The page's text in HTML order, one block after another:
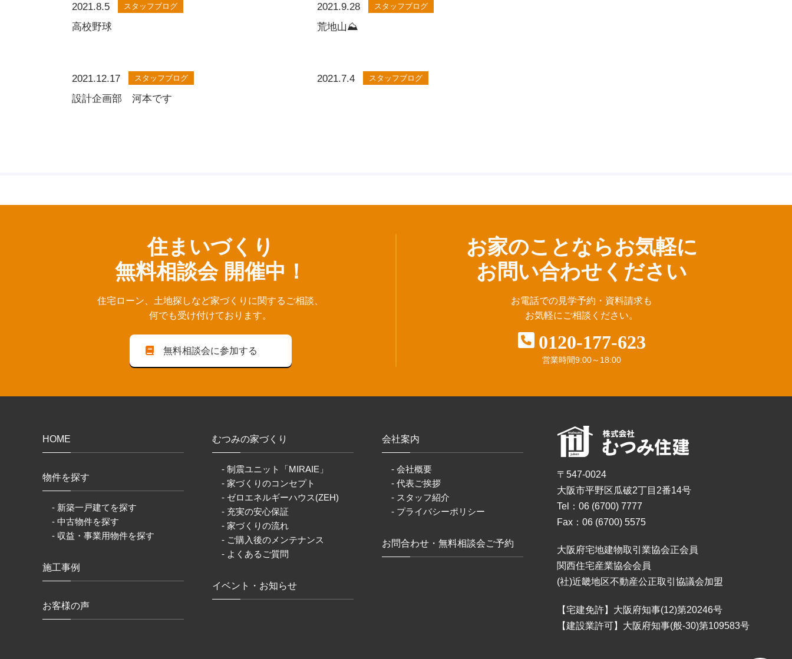
2021.8.5 スタッフブログ
高校野球
2021.9.28 スタッフブログ
荒地山⛰
2021.12.17 スタッフブログ
設計企画部 河本です
2021.7.4 スタッフブログ
住まいづくり
無料相談会 開催中！
住宅ローン、⼟地探しなど家づくりに関するご相談、
何でも受け付けております。
無料相談会に参加する
お家のことならお気軽に
お問い合わせください
お電話での見学予約・資料請求も
お気軽にご相談ください。
0120-177-623
営業時間9:00～18:00
HOME
物件を探す
- 新築一戸建てを探す
- 中古物件を探す
- 収益・事業用物件を探す
施工事例
お客様の声
むつみの家づくり
- 制震ユニット「MIRAIE」
- 家づくりのコンセプト
- ゼロエネルギーハウス(ZEH)
- 充実の安心保証
- 家づくりの流れ
- ご購入後のメンテナンス
- よくあるご質問
イベント・お知らせ
会社案内
- 会社概要
- 代表ご挨拶
- スタッフ紹介
- プライバシーポリシー
お問合わせ・無料相談会ご予約
〒547-0024
大阪市平野区瓜破2丁目2番14号
Tel：06 (6700) 7777
Fax：06 (6700) 5575
大阪府宅地建物取引業協会正会員
関西住宅産業協会会員
(社)近畿地区不動産公正取引協議会加盟
【宅建免許】大阪府知事(12)第20246号
【建設業許可】大阪府知事(般-30)第109583号